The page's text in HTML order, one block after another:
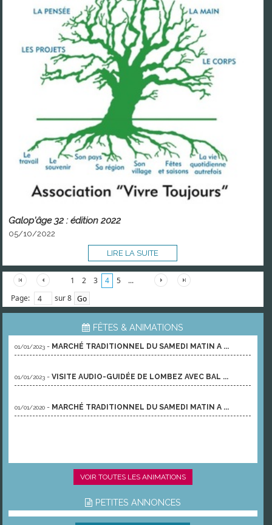
Galop'âge 32 : édition 2022
05/10/2022
LIRE LA SUITE
1 2 3 4 5
...
Page:
sur 8
FÊTES & ANIMATIONS
01/01/2023 - MARCHÉ TRADITIONNEL DU SAMEDI MATIN A ...
01/01/2023 -VISITE AUDIO-GUIDÉE DE LOMBEZ AVEC BAL ...
01/01/2020 - MARCHÉ TRADITIONNEL DU SAMEDI MATIN A ...
VOIR TOUTES LES ANIMATIONS
PETITES ANNONCES